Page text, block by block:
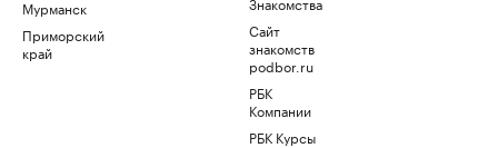
Мурманск
Приморский
край
Сайт
знакомств
podbor.ru
РБК
Компании
РБК Курсы